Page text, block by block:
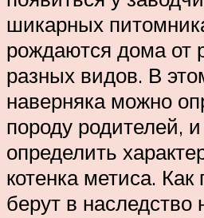
шикарных
рождаются дома от
разных видов. В
наверняка можно
породу родителей,
определить
котенка метиса.
берут в наследство